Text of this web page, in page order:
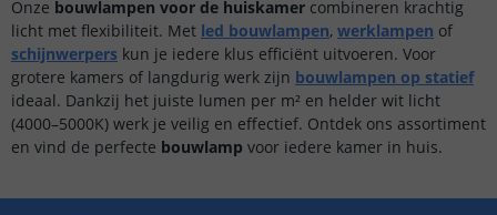
Onze bouwlampen voor de huiskamer combineren krachtig
licht met flexibiliteit. Met led bouwlampen, werklampen of
schijnwerpers kun je iedere klus efficiënt uitvoeren. Voor
grotere kamers of langdurig werk zijn bouwlampen op statief
ideaal. Dankzij het juiste lumen per m² en helder wit licht
(4000–5000K) werk je veilig en effectief. Ontdek ons assortiment
en vind de perfecte bouwlamp voor iedere kamer in huis.